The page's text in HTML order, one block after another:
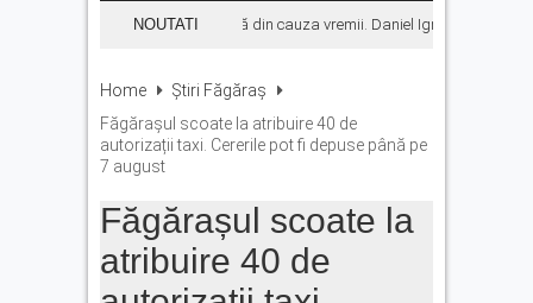
NOUTATI
Concertul KLUMEA se amână din cauza vremii. Daniel Ignat și Titi
Home
Știri Făgăraș
Făgărașul scoate la atribuire 40 de
autorizații taxi. Cererile pot fi depuse până pe
7 august
Făgărașul scoate la
atribuire 40 de